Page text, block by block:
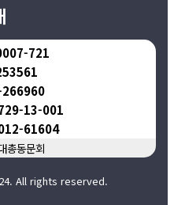
721
13-001
61604
총동문회
All rights reserved.